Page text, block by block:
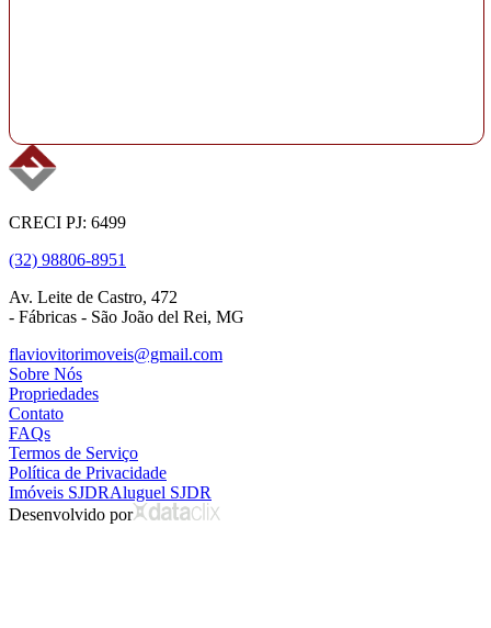
CRECI PJ: 6499
(32) 98806-8951
Av. Leite de Castro, 472
- Fábricas - São João del Rei, MG
flaviovitorimoveis@gmail.com
Sobre Nós
Propriedades
Contato
FAQs
Termos de Serviço
Política de Privacidade
Imóveis SJDRAluguel SJDR
Desenvolvido por